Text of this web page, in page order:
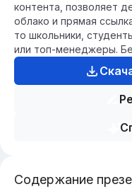
контента, позволяет
облако и прямая
то школьники,
или топ-менеджеры.
Содержание